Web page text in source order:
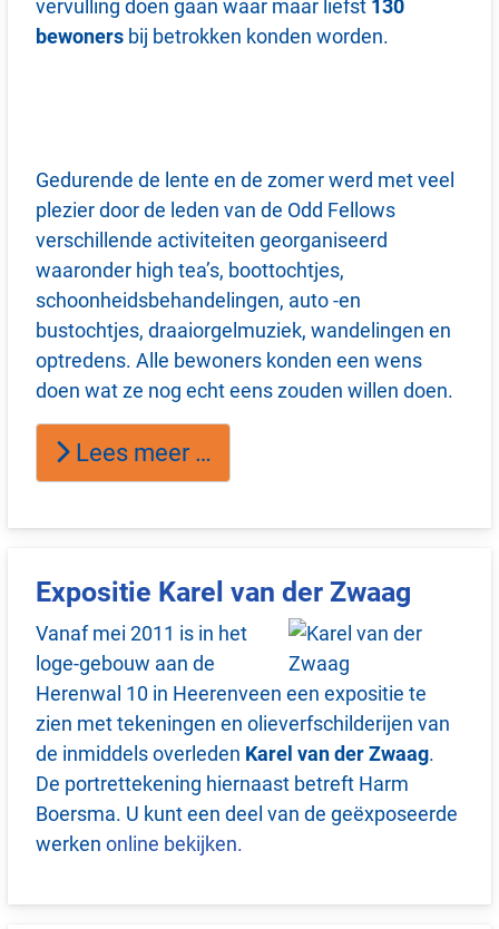
vervulling doen gaan waar maar liefst 130
bewoners bij betrokken konden worden.
Gedurende de lente en de zomer werd met veel
plezier door de leden van de Odd Fellows
verschillende activiteiten georganiseerd
waaronder high tea’s, boottochtjes,
schoonheidsbehandelingen, auto -en
bustochtjes, draaiorgelmuziek, wandelingen en
optredens. Alle bewoners konden een wens
doen wat ze nog echt eens zouden willen doen.
Lees meer …
Expositie Karel van der Zwaag
Vanaf mei 2011 is in het
loge-gebouw aan de
Herenwal 10 in Heerenveen een expositie te
zien met tekeningen en olieverfschilderijen van
de inmiddels overleden Karel van der Zwaag.
De portrettekening hiernaast betreft Harm
Boersma. U kunt een deel van de geëxposeerde
werkenonline bekijken.